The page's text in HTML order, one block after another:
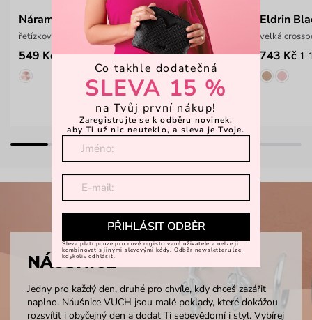
Náramek Gleam Silver
řetízkový náramek s motivem lístků
549 Kč
Eldrin
velká
743 Kč 1
NÁUŠNICE
Jedny pro každý den, druhé pro chvíle, kdy chceš zazářit
naplno. Náušnice VUCH jsou malé poklady, které dokážou
rozsvítit i obyčejný den a dodat Ti sebevědomí i styl. Vybírej
Co takhle dodatečná
SLEVA 15 %
na Tvůj první nákup!
Zaregistrujte se k odběru novinek,
aby Ti už nic neuteklo, a sleva je Tvoje.
PŘIHLÁSIT ODBĚR
Sleva platí pouze pro nově registrované uživatele a nelze ji
kombinovat s jinými slevovými kódy. Odběr newsletteru lze
kdykoliv odhlásit.